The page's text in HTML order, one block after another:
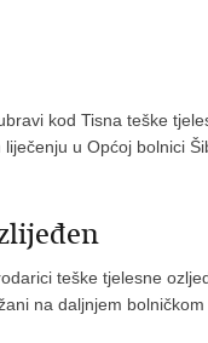
kod Tisna teške
u Općoj bolnici
teške tjelesne
na daljnjem